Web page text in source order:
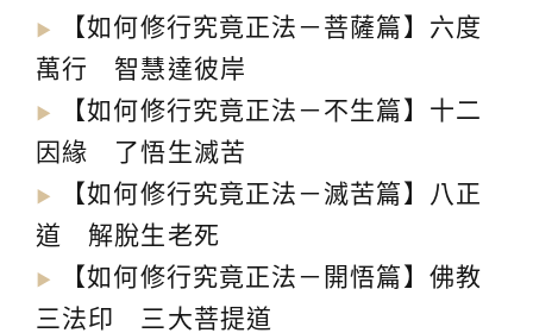
▶︎
【如何修行究竟正法－菩薩篇】六度
萬行 智慧達彼岸
▶︎
【如何修行究竟正法－不生篇】十二
因緣 了悟生滅苦
▶︎
【如何修行究竟正法－滅苦篇】八正
道 解脫生老死
▶︎
【如何修行究竟正法－開悟篇】佛教
三法印 三大菩提道